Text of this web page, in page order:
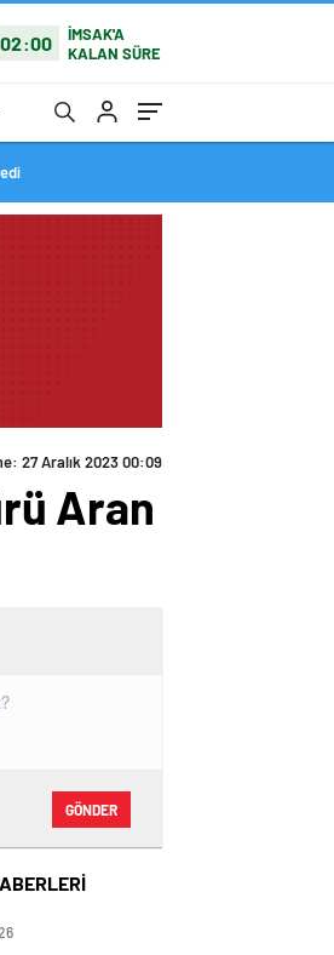
02:00
İMSAK'A
KALAN SÜRE
27 Aralık 2023 00:09
Aran
GÖNDER